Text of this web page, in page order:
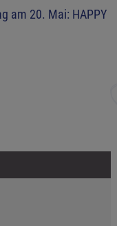
am 20. Mai: HAPPY